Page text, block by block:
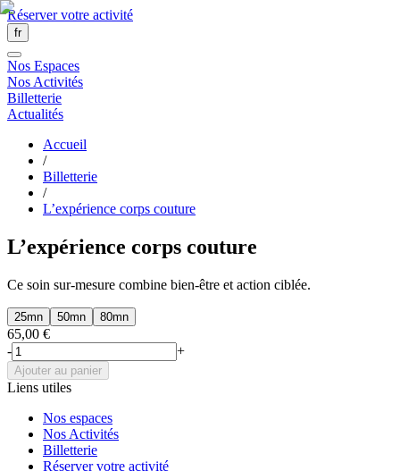
Réserver votre activité
fr
Nos Espaces
Nos Activités
Billetterie
Actualités
Accueil
/
Billetterie
/
L’expérience corps couture
L’expérience corps couture
Ce soin sur-mesure combine bien-être et action ciblée.
25mn 50mn 80mn
65,00 €
-
+
Ajouter au panier
Liens utiles
Nos espaces
Nos Activités
Billetterie
Réserver votre activité